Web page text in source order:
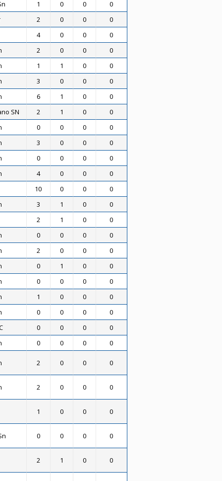
1 0 0
0
2 0 0
0
4 0 0
0
2 0 0
0
1 1 0
0
3 0 0
0
6 1 0
0
SN 2 1 0
0
0 0 0
0
3 0 0
0
0 0 0
0
4 0 0
0
10 0 0
0
3 1 0
0
2 1 0
0
0 0 0
0
2 0 0
0
0 1 0
0
0 0 0
0
1 0 0
0
0 0 0
0
0 0 0
0
0 0 0 0
2 0 0 0
2 0 0 0
1 0 0 0
0 0 0 0
2 1 0 0